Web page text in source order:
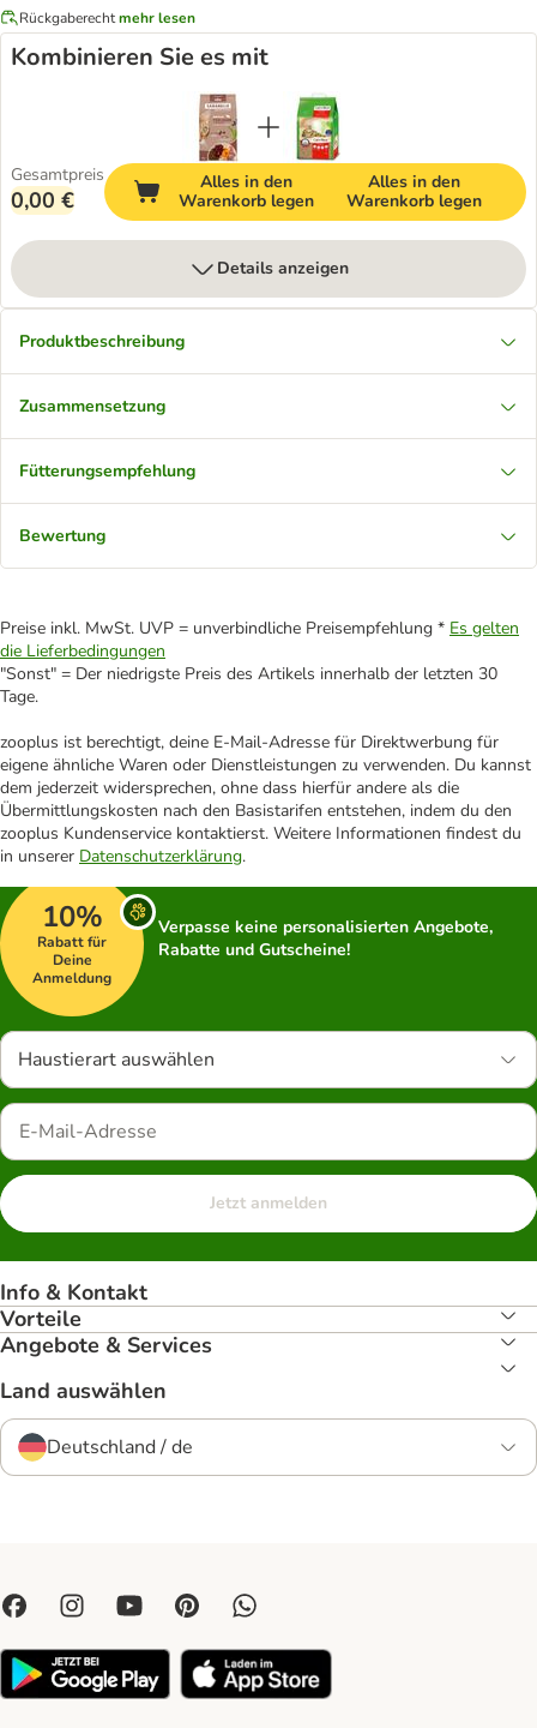
Rückgaberechtmehr lesen
Kombinieren Sie es mit
Gesamtpreis
0,00 €
Alles in den
Warenkorb legen
Alles in den
Warenkorb legen
Details anzeigen
Produktbeschreibung
Zusammensetzung
Fütterungsempfehlung
Bewertung
Preise inkl. MwSt. UVP = unverbindliche Preisempfehlung * Es gelten
die Lieferbedingungen
"Sonst" = Der niedrigste Preis des Artikels innerhalb der letzten 30
Tage.
zooplus ist berechtigt, deine E-Mail-Adresse für Direktwerbung für
eigene ähnliche Waren oder Dienstleistungen zu verwenden. Du kannst
dem jederzeit widersprechen, ohne dass hierfür andere als die
Übermittlungskosten nach den Basistarifen entstehen, indem du den
zooplus Kundenservice kontaktierst. Weitere Informationen findest du
in unserer Datenschutzerklärung.
10%
Rabatt für
Deine
Anmeldung
Verpasse keine personalisierten Angebote,
Rabatte und Gutscheine!
Haustierart auswählen
Jetzt anmelden
Info & Kontakt
Vorteile
Angebote & Services
Land auswählen
Deutschland / de